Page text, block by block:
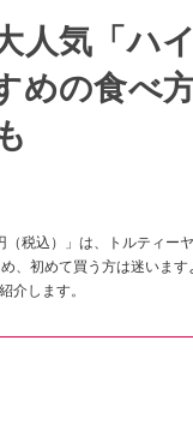
人気「ハ
めの食べ
税込）」は、トルティー
、初めて買う方は迷いま
介します。